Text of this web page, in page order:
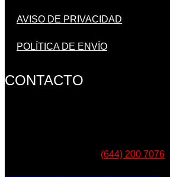
AVISO DE PRIVACIDAD
POLÍTICA DE ENVÍO
CONTACTO
(644) 200 7076